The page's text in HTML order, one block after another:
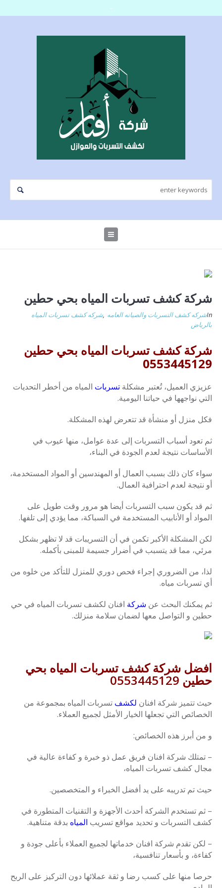
شركة كشف تسربات المياه بحي حطين
Inشركه كشف التسربات والصيانه العامه ,شركه كشف تسربات المياه
بالرياض
شركة كشف تسربات المياه بحي حطين
0553445129
عزيزي العميل، تُعتبر مشكلة تسربات المياه من أخطر التحديات
التي نواجهها في حياتنا اليومية.
فكل منزل أو منشأة قد تتعرض لهذه المشكلة.
ثم تعود أسباب التسربات إلى عدة عوامل، منها عيوب في
الأساسات نتيجة لعدم الجودة في البناء،
سواء كان ذلك بسبب العمال أو المهندسين أو المواد المستخدمة،
أو نتيجة لعدم احترافية العمال.
ثم قد يكون سبب التسربات أيضا هو مرور وقت طويل على
المواد أو الأنابيب المستخدمة في السباكة، مما يؤدي إلى تلفها.
لكن المشكلة الأكبر تكمن في أن التسريبات قد لا تظهر بشكل
مرئي، مما قد يتسبب في أضرار جسيمة للمبنى بأكمله.
لذا، من الضروري إجراء فحص دوري للمنزل للتأكد من خلوه من
أي تسربات مياه.
ثم يمكنك البحث عن شركة افنان لكشف تسربات المياه في حي
حطين و التواصل معها لضمان سلامة منزلك.
افضل شركة كشف تسربات المياه بحي
حطين 0553445129
حيث تتميز شركة افنان لكشف تسربات المياه بمجموعة من
الخصائص التي تجعلها الخيار الأمثل لجميع العملاء.
و من أبرز هذه الخصائص:
– تمتلك شركة افنان فريق عمل ذو خبرة و كفاءة عالية في
مجال كشف تسربات المياه،
حيث تم تدريبه على يد أفضل الخبراء و المتخصصين.
– ثم تستخدم الشركة أحدث الأجهزة و التقنيات المتطورة في
كشف التسربات و تحديد مواقع تسريب المياه بدقة متناهية.
– لكن تقدم شركة افنان خدماتها لجميع العملاء بأعلى جودة و
كفاءة، و بأسعار تنافسية،
حرصا منها على كسب رضا و ثقة عملائها دون التركيز على الربح